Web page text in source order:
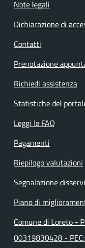
Note legali
Dichiarazione di
Contatti
Prenotazione
Richiedi assistenza
Statistiche del
Leggi le FAQ
Pagamenti
Riepilogo valutazioni
Segnalazione
Piano di
Comune di Loreto -
00319830428 -